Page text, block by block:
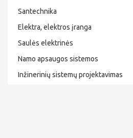
Santechnika
Elektra, elektros įranga
Saulės elektrinės
Namo apsaugos sistemos
Inžinerinių sistemų projektavimas